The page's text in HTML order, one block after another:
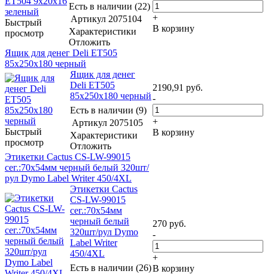
Быстрый
просмотр
Есть в наличии (22)
Артикул 2075104
Характеристики
Отложить
+
В корзину
Ящик для денег Deli ET505
85x250x180 черный
Быстрый
просмотр
Ящик для денег
Deli ET505
85x250x180 черный
Есть в наличии (9)
Артикул 2075105
Характеристики
Отложить
2190,91 руб.
-
+
В корзину
Этикетки Cactus CS-LW-99015
сег.:70x54мм черный белый 320шт/
рул Dymo Label Writer 450/4XL
Этикетки Cactus
CS-LW-99015
сег.:70x54мм
черный белый
320шт/рул Dymo
Label Writer
450/4XL
Есть в наличии (26)
270 руб.
-
+
В корзину